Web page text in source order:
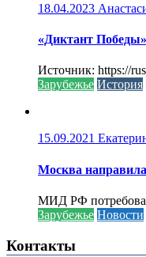
18.04.2023
«Диктант
Источник: https://
Зарубежье История
15.09.2021
Москва направила
МИД РФ потребовал
Зарубежье Новости
Контакты